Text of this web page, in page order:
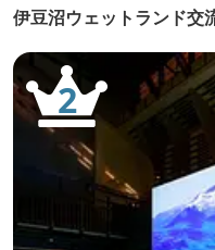
伊豆沼ウェットランド交
2